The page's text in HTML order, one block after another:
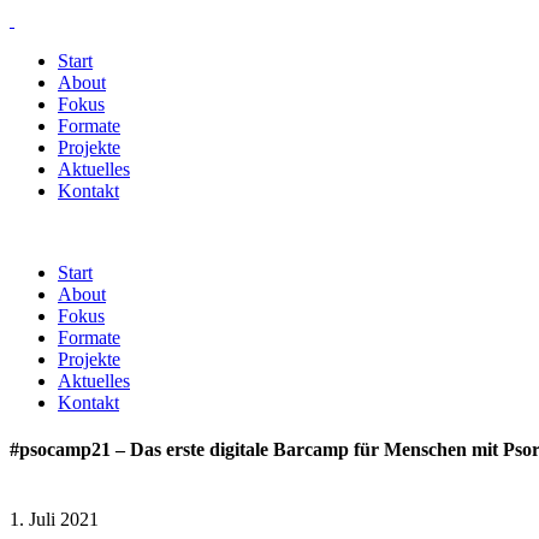
Start
About
Fokus
Formate
Projekte
Aktuelles
Kontakt
Start
About
Fokus
Formate
Projekte
Aktuelles
Kontakt
#psocamp21 – Das erste digitale Barcamp für Menschen mit
1. Juli 2021